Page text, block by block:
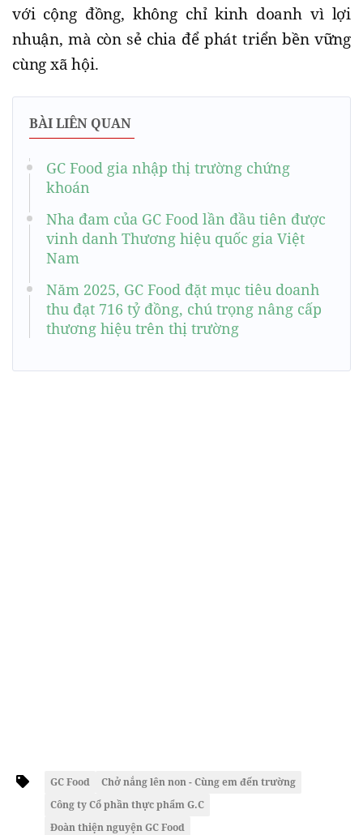
với cộng đồng, không chỉ kinh doanh vì lợi
nhuận, mà còn sẻ chia để phát triển bền vững
cùng xã hội.
BÀI LIÊN QUAN
GC Food gia nhập thị trường chứng
khoán
Nha đam của GC Food lần đầu tiên được
vinh danh Thương hiệu quốc gia Việt
Nam
Năm 2025, GC Food đặt mục tiêu doanh
thu đạt 716 tỷ đồng, chú trọng nâng cấp
thương hiệu trên thị trường
GC Food
Chở nắng lên non - Cùng em đến trường
Công ty Cổ phần thực phẩm G.C
Đoàn thiện nguyện GC Food